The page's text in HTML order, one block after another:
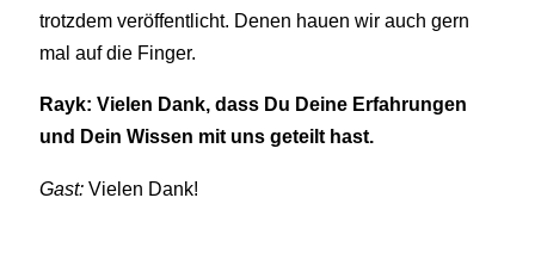
trotzdem veröffentlicht. Denen hauen wir auch gern
mal auf die Finger.
Rayk: Vielen Dank, dass Du Deine Erfahrungen
und Dein Wissen mit uns geteilt hast.
Gast:Vielen Dank!